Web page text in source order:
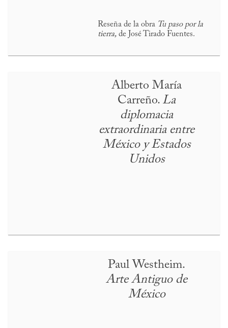
Reseña de la obra Tu paso por la
tierra, de José Tirado Fuentes.
Alberto María
Carreño. La
diplomacia
extraordinaria entre
México y Estados
Unidos
Paul Westheim.
Arte Antiguo de
México